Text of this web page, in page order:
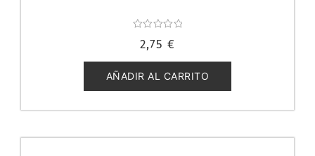
con
de
5
2,75 €
AÑADIR AL CARRITO